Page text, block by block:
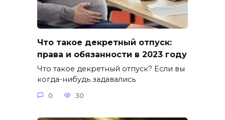
Что такое декретный отпуск:
права и обязанности в 2023 году
Что такое декретный отпуск? Если вы
когда-нибудь задавались
0 30